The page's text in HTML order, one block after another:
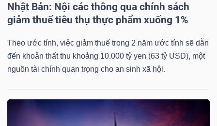
Nhật Bản: Nội các thông qua chính sách
giảm thuế tiêu thụ thực phẩm xuống 1%
Theo ước tính, việc giảm thuế trong 2 năm ước tính sẽ dẫn
đến khoản thất thu khoảng 10.000 tỷ yen (63 tỷ USD), một
nguồn tài chính quan trọng cho an sinh xã hội.